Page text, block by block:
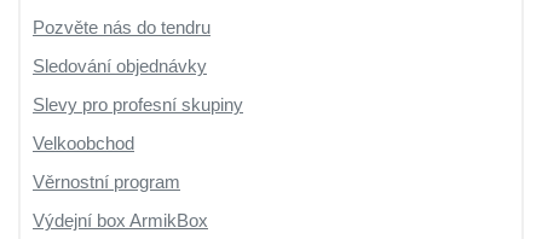
Pozvěte nás do tendru
Sledování objednávky
Slevy pro profesní skupiny
Velkoobchod
Věrnostní program
Výdejní box ArmikBox